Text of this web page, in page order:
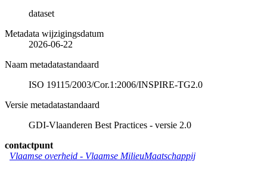
dataset
Metadata wijzigingsdatum
2026-06-22
Naam metadatastandaard
ISO 19115/2003/Cor.1:2006/INSPIRE-TG2.0
Versie metadatastandaard
GDI-Vlaanderen Best Practices - versie 2.0
contactpunt
Vlaamse overheid - Vlaamse MilieuMaatschappij